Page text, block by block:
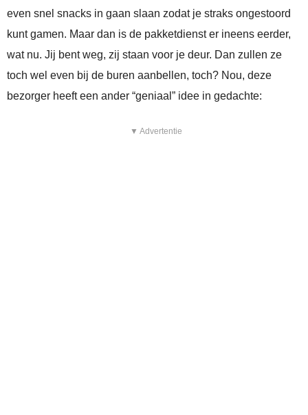
even snel snacks in gaan slaan zodat je straks ongestoord
kunt gamen. Maar dan is de pakketdienst er ineens eerder,
wat nu. Jij bent weg, zij staan voor je deur. Dan zullen ze
toch wel even bij de buren aanbellen, toch? Nou, deze
bezorger heeft een ander “geniaal” idee in gedachte:
▼ Advertentie